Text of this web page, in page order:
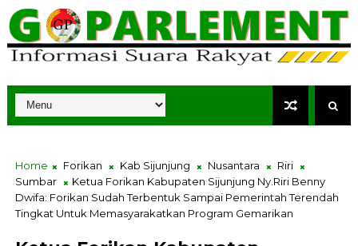
Home Forikan Kab Sijunjung Nusantara
Riri
Sumbar
Ketua Forikan Kabupaten Sijunjung Ny.Riri Benny
Dwifa: Forikan Sudah Terbentuk Sampai Pemerintah Terendah
Tingkat Untuk Memasyarakatkan Program Gemarikan